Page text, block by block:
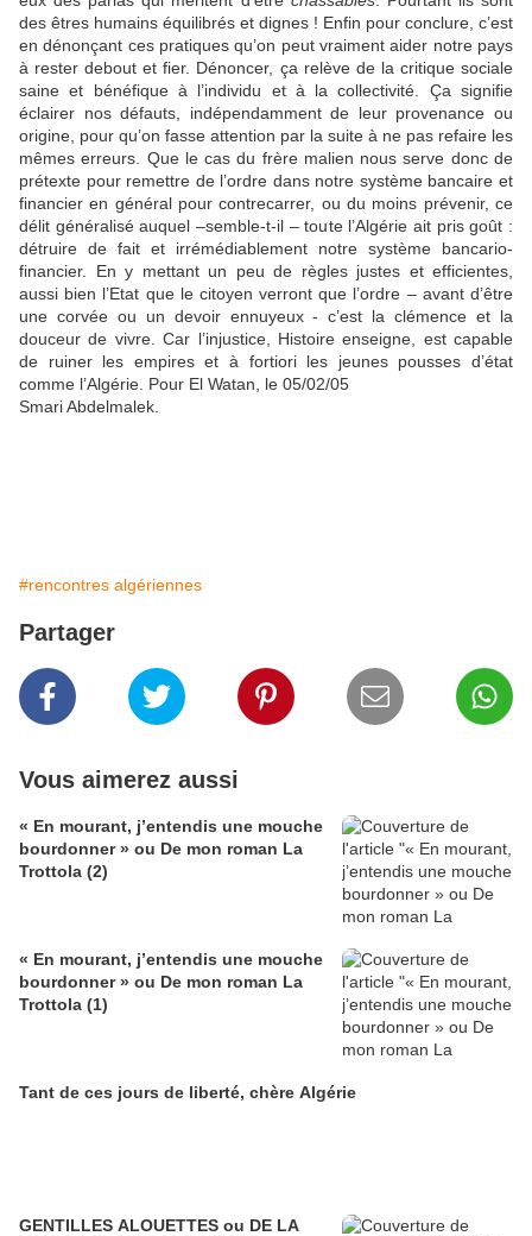
des êtres humains équilibrés et dignes ! Enfin pour conclure, c’est
en dénonçant ces pratiques qu’on peut vraiment aider notre pays
à rester debout et fier. Dénoncer, ça relève de la critique sociale
saine et bénéfique à l’individu et à la collectivité. Ça signifie
éclairer nos défauts, indépendamment de leur provenance ou
origine, pour qu’on fasse attention par la suite à ne pas refaire les
mêmes erreurs. Que le cas du frère malien nous serve donc de
prétexte pour remettre de l’ordre dans notre système bancaire et
financier en général pour contrecarrer, ou du moins prévenir, ce
délit généralisé auquel –semble-t-il – toute l’Algérie ait pris goût :
détruire de fait et irrémédiablement notre système bancario-
financier. En y mettant un peu de règles justes et efficientes,
aussi bien l’Etat que le citoyen verront que l’ordre – avant d’être
une corvée ou un devoir ennuyeux - c’est la clémence et la
douceur de vivre. Car l’injustice, Histoire enseigne, est capable
de ruiner les empires et à fortiori les jeunes pousses d’état
comme l’Algérie. Pour El Watan, le 05/02/05
Smari Abdelmalek.
#rencontres algériennes
Partager
Vous aimerez aussi
« En mourant, j’entendis une mouche
bourdonner » ou De mon roman La
Trottola (2)
« En mourant, j’entendis une mouche
bourdonner » ou De mon roman La
Trottola (1)
Tant de ces jours de liberté, chère Algérie
GENTILLES ALOUETTES ou DE LA